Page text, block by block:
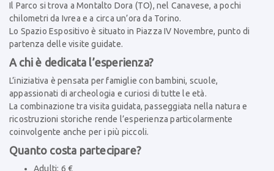
Il Parco si trova a Montalto Dora (TO), nel Canavese, a pochi
chilometri da Ivrea e a circa un’ora da Torino.
Lo Spazio Espositivo è situato in Piazza IV Novembre, punto di
partenza delle visite guidate.
A chi è dedicata l’esperienza?
L’iniziativa è pensata per famiglie con bambini, scuole,
appassionati di archeologia e curiosi di tutte le età.
La combinazione tra visita guidata, passeggiata nella natura e
ricostruzioni storiche rende l’esperienza particolarmente
coinvolgente anche per i più piccoli.
Quanto costa partecipare?
Adulti: 6 €